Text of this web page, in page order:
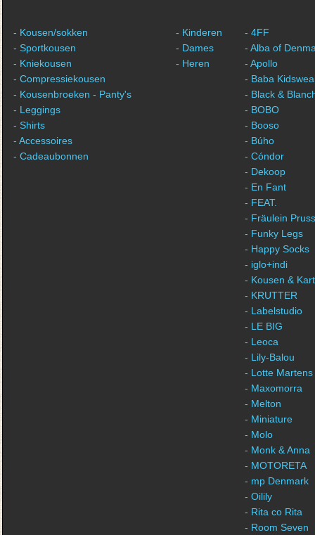
- Kousen/sokken
- Sportkousen
- Kniekousen
- Compressiekousen
- Kousenbroeken - Panty's
- Leggings
- Shirts
- Accessoires
- Cadeaubonnen
- Kinderen
- Dames
- Heren
- 4FF
- Alba of
- Apollo
- Baba
- Black &
- BOBO
- Booso
- Búho
- Cóndor
- Dekoop
- En Fant
- FEAT.
- Fräulein
- Funky Legs
- Happy Socks
- iglo+indi
- Kousen &
- KRUTTER
- Labelstudio
- LE BIG
- Leoca
- Lily-Balou
- Lotte Martens
- Maxomorra
- Melton
- Miniature
- Molo
- Monk & Anna
- MOTORETA
- mp Denmark
- Oilily
- Rita co Rita
- Room Seven